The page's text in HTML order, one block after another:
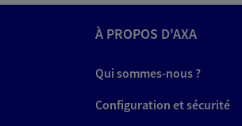
À PROPOS D'AXA
Qui sommes-nous ?
Configuration et sécurité